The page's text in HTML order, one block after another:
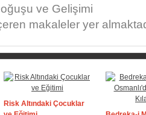
ve Gelişimi
makaleler yer
Risk Altındaki Çocuklar